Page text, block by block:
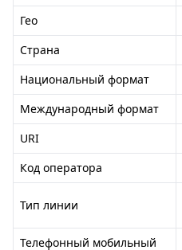
Гео
Страна
Национальный формат
Международный формат
URI
Код оператора
Тип линии
Телефонный мобильный